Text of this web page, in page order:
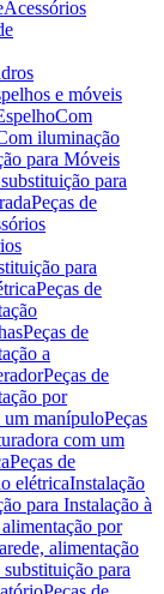
Acessórios
e móveis
Com
iluminação
para Móveis
para
Peças de
para
Peças de
Peças de
a
Peças de
por
um manípuloPeças
com um
Peças de
elétricaInstalação
para Instalação à
por
alimentação
substituição para